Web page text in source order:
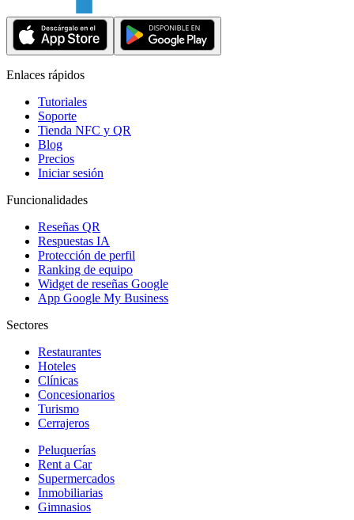
Enlaces rápidos
Tutoriales
Soporte
Tienda NFC y QR
Blog
Precios
Iniciar sesión
Funcionalidades
Reseñas QR
Respuestas IA
Protección de perfil
Ranking de equipo
Widget de reseñas Google
App Google My Business
Sectores
Restaurantes
Hoteles
Clínicas
Concesionarios
Turismo
Cerrajeros
Peluquerías
Rent a Car
Supermercados
Inmobiliarias
Gimnasios